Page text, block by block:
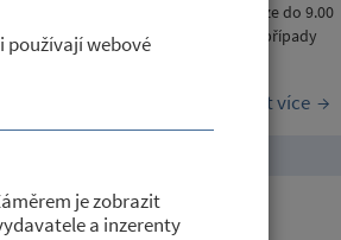
používají webové
je zobrazit
a inzerenty
bude ordinace otevřena pouze do 9.00
3.7.2017 - 14.7.2017. Pro akutní případy
14.6.2017, zapsala Helena Moudrá
Číst více